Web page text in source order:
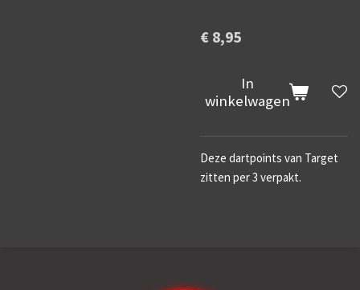
€ 8,95
In
winkelwagen
Deze dartpoints van Target
zitten per 3 verpakt.